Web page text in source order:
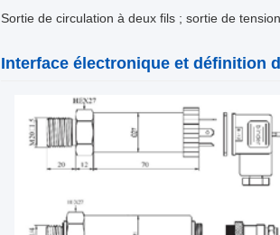
Sortie de circulation à deux fils ; sortie de
Interface électronique et définition